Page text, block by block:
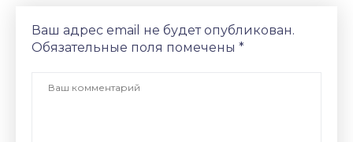
Ваш адрес email не будет опубликован.
Обязательные поля помечены *